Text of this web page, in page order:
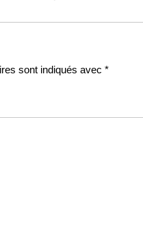
sont indiqués avec *